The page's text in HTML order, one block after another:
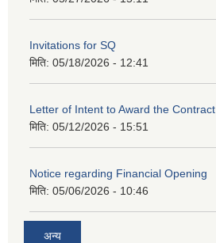
Invitations for SQ
मिति: 05/18/2026 - 12:41
Letter of Intent to Award the Contract
मिति: 05/12/2026 - 15:51
Notice regarding Financial Opening
मिति: 05/06/2026 - 10:46
अन्य